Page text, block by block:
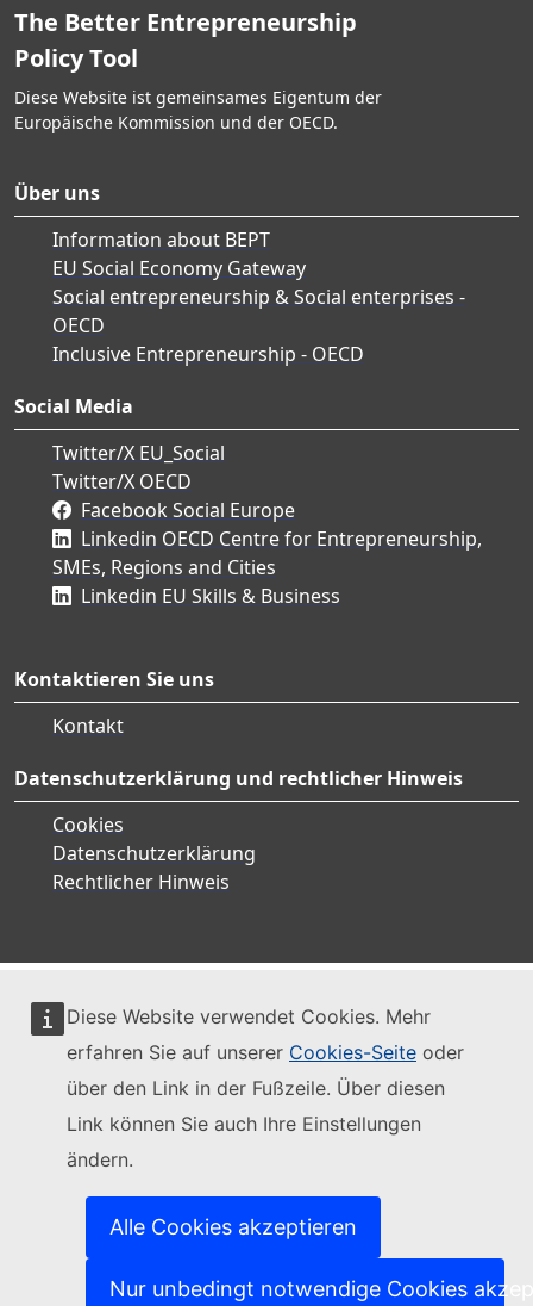
Diese Website verwendet Cookies. Mehr
erfahren Sie auf unserer Cookies-Seite oder
über den Link in der Fußzeile. Über diesen
Link können Sie auch Ihre Einstellungen
ändern.
Alle Cookies akzeptieren
Nur unbedingt notwendige Cookies
The Better Entrepreneurship
Policy Tool
Diese Website ist gemeinsames Eigentum der
Europäische Kommission und der OECD.
Über uns
Information about BEPT
EU Social Economy Gateway
Social entrepreneurship & Social enterprises -
OECD
Inclusive Entrepreneurship - OECD
Social Media
Twitter/X EU_Social
Twitter/X OECD
Facebook Social Europe
Linkedin OECD Centre for Entrepreneurship,
SMEs, Regions and Cities
Linkedin EU Skills & Business
Kontaktieren Sie uns
Kontakt
Datenschutzerklärung und rechtlicher Hinweis
Cookies
Datenschutzerklärung
Rechtlicher Hinweis